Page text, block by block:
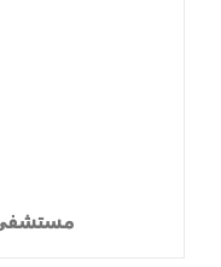
مستشفى